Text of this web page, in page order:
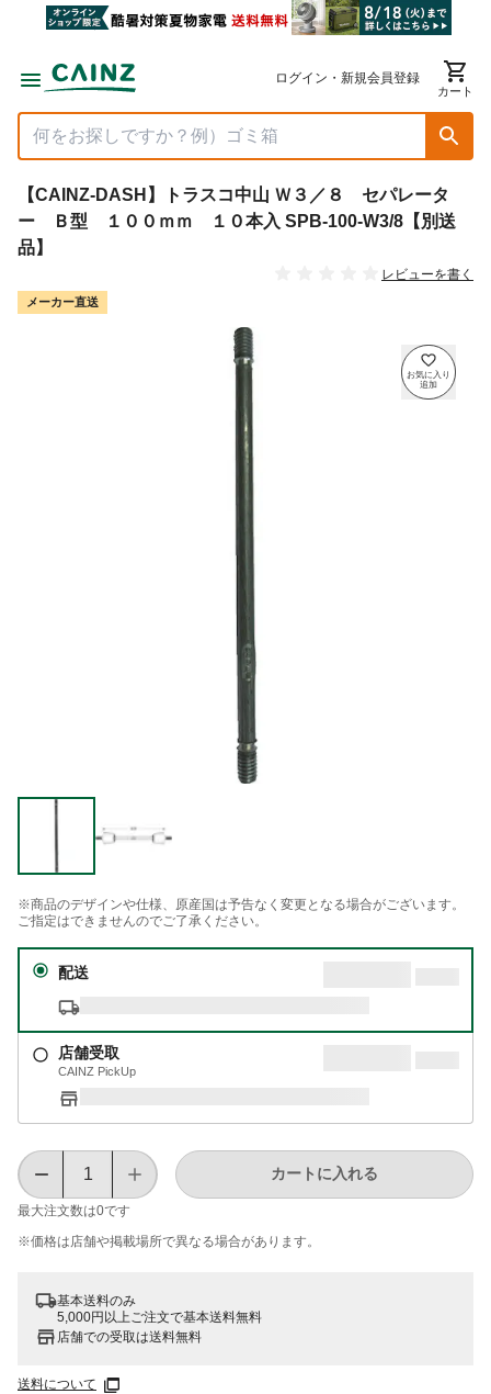
ログイン・新規会員登録
カート
【CAINZ-DASH】トラスコ中山 Ｗ３／８ セパレータ
ー Ｂ型 １００ｍｍ １０本入 SPB-100-W3/8【別送
品】
レビューを書く
メーカー直送
※商品のデザインや仕様、原産国は予告なく変更となる場合がございます。
ご指定はできませんのでご了承ください。
配送
店舗受取
CAINZ PickUp
最大注文数は0です
カートに入れる
※価格は​店舗や​掲載場所で​異なる​場合が​あります。
基本送料のみ
5,000円以上ご注文で基本送料無料
店舗での受取は送料無料
送料について